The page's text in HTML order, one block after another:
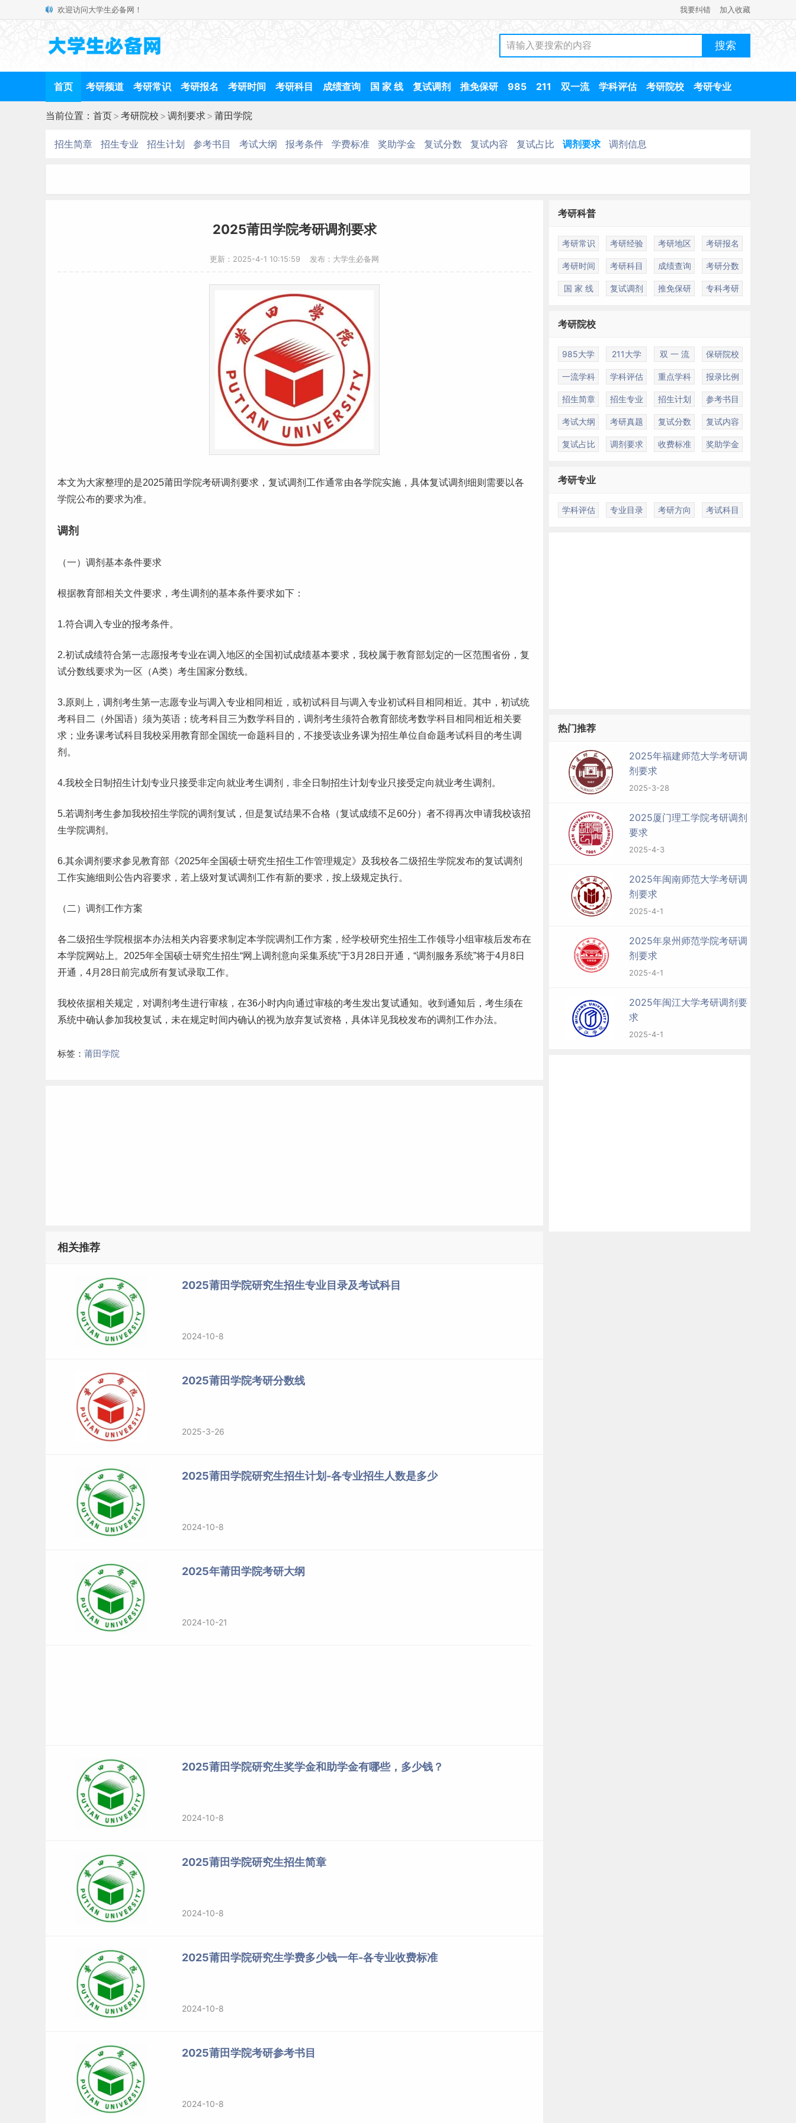
欢迎访问大学生必备网！ 我要纠错 加入收藏
首页 考研频道 考研常识 考研报名 考研时间 考研科目 成绩查询 国 家 线 复试调剂 推免保研 985 211 双一流 学科评估 考研院校 考研专业
当前位置： 首页> 考研院校 > 调剂要求> 莆田学院
招生简章 招生专业 招生计划 参考书目 考试大纲 报考条件 学费标准 奖助学金 复试分数 复试内容 复试占比 调剂要求 调剂信息
2025莆田学院考研调剂要求
更新：2025-4-1 10:15:59 发布：大学生必备网
本文为大家整理的是2025莆田学院考研调剂要求，复试调剂 工作通常由各学院实施，具体复试调剂细则需要以各
学院公布的要求为准。
调剂
（一）调剂基本条件要求
根据教育部相关文件要求，考生调剂的基本条件要求如下：
1.符合调入专业的报考条件。
2.初试成绩符合第一志愿报考专业在调入地区的全国初试成绩基本要求，我校属于教育部划定的一区范围省份，复
试分数线要求为一区（A类）考生国家分数线。
3.原则上，调剂考生第一志愿专业与调入专业相同相近，或初试科目与调入专业初试科目相同相近。其中，初试统
考科目二（外国语）须为英语；统考科目三为数学科目的，调剂考生须符合教育部统考数学科目相同相近相关要
求；业务课考试科目我校采用教育部全国统一命题科目的，不接受该业务课为招生单位自命题考试科目的考生调
剂。
4.我校全日制招生计划专业只接受非定向就业考生调剂，非全日制招生计划专业只接受定向就业考生调剂。
5.若调剂考生参加我校招生学院的调剂复试，但是复试结果不合格（复试成绩不足60分）者不得再次申请我校该招
生学院调剂。
6.其余调剂要求参见教育部《2025年全国硕士研究生招生工作管理规定》及我校各二级招生学院发布的复试调剂
工作实施细则公告内容要求，若上级对复试调剂工作有新的要求，按上级规定执行。
（二）调剂工作方案
各二级招生学院根据本办法相关内容要求制定本学院调剂工作方案，经学校研究生招生工作领导小组审核后发布在
本学院网站上。2025年全国硕士研究生招生“网上调剂意向采集系统”于3月28日开通，“调剂服务系统”将于4月8日
开通，4月28日前完成所有复试录取工作。
我校依据相关规定，对调剂考生进行审核，在36小时内向通过审核的考生发出复试通知。收到通知后，考生须在
系统中确认参加我校复试，未在规定时间内确认的视为放弃复试资格，具体详见我校发布的调剂工作办法。
标签： 莆田学院
相关推荐
2025莆田学院研究生招生专业目录及考试科目
2024-10-8
2025莆田学院考研分数线
2025-3-26
2025莆田学院研究生招生计划-各专业招生人数是多少
2024-10-8
2025年莆田学院考研大纲
2024-10-21
2025莆田学院研究生奖学金和助学金有哪些，多少钱？
2024-10-8
2025莆田学院研究生招生简章
2024-10-8
2025莆田学院研究生学费多少钱一年-各专业收费标准
2024-10-8
2025莆田学院考研参考书目
2024-10-8
考研科普
考研常识 考研经验 考研地区 考研报名
考研时间 考研科目 成绩查询 考研分数
国 家 线 复试调剂 推免保研 专科考研
考研院校
985大学 211大学 双 一 流 保研院校
一流学科 学科评估 重点学科 报录比例
招生简章 招生专业 招生计划 参考书目
考试大纲 考研真题 复试分数 复试内容
复试占比 调剂要求 收费标准 奖助学金
考研专业
学科评估 专业目录 考研方向 考试科目
热门推荐
2025年福建师范大学考研调
剂要求
2025-3-28
2025厦门理工学院考研调剂
要求
2025-4-3
2025年闽南师范大学考研调
剂要求
2025-4-1
2025年泉州师范学院考研调
剂要求
2025-4-1
2025年闽江大学考研调剂要
求
2025-4-1